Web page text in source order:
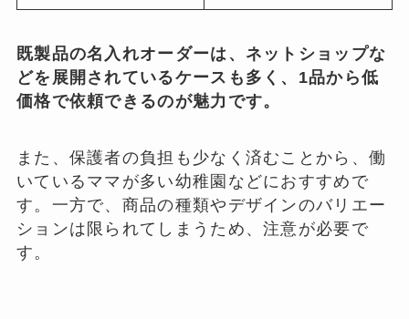
既製品の名入れオーダーは、ネットショップな
どを展開されているケースも多く、1品から低
価格で依頼できるのが魅力です。
また、保護者の負担も少なく済むことから、働
いているママが多い幼稚園などにおすすめで
す。一方で、商品の種類やデザインのバリエー
ションは限られてしまうため、注意が必要で
す。